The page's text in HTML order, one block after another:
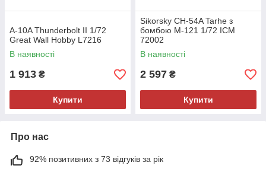
A-10A Thunderbolt II 1/72
Great Wall Hobby L7216
В наявності
1 913 ₴
Купити
Sikorsky CH-54A Tarhe з
бомбою M-121 1/72 ICM
72002
В наявності
2 597 ₴
Купити
Про нас
92% позитивних з 73 відгуків за рік